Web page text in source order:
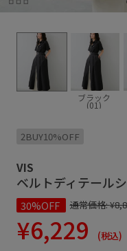
ブラック
(01)
2BUY10%OFF
VIS
ベルトディテール
30%OFF 通常価格:
¥6,229 (税込)